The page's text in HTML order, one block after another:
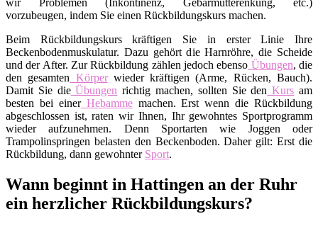
vorzubeugen, indem Sie einen Rückbildungskurs machen.
Beim Rückbildungskurs kräftigen Sie in erster Linie Ihre
Beckenbodenmuskulatur. Dazu gehört die Harnröhre, die Scheide
und der After. Zur Rückbildung zählen jedoch ebenso Übungen, die
den gesamten Körperwieder kräftigen (Arme, Rücken, Bauch).
Damit Sie dieÜbungen richtig machen, sollten Sie den Kurs am
besten bei einerHebammemachen. Erst wenn die Rückbildung
abgeschlossen ist, raten wir Ihnen, Ihr gewohntes Sportprogramm
wieder aufzunehmen. Denn Sportarten wie Joggen oder
Trampolinspringen belasten den Beckenboden. Daher gilt: Erst die
Rückbildung, dann gewohnter Sport.
Wann beginnt in Hattingen an der Ruhr
ein herzlicher Rückbildungskurs?